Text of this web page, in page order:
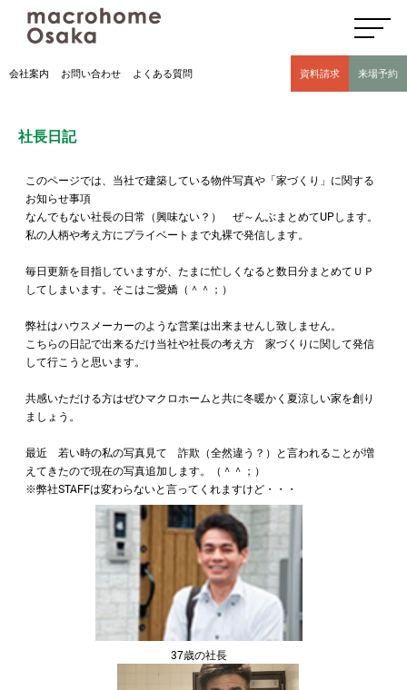
高気密高断熱住宅のマクロホーム大阪の社長日記(豊中市 モデルハウス有)
会社案内 お問い合わせ よくある質問 資料請求 来場予約
社長日記
このページでは、当社で建築している物件写真や「家づくり」に関する
お知らせ事項
なんでもない社長の日常（興味ない？） ぜ～んぶまとめてUPします。
私の人柄や考え方にプライベートまで丸裸で発信します。
毎日更新を目指していますが、たまに忙しくなると数日分まとめてＵＰ
してしまいます。そこはご愛嬌（＾＾；）
弊社はハウスメーカーのような営業は出来ませんし致しません。
こちらの日記で出来るだけ当社や社長の考え方 家づくりに関して発信
して行こうと思います。
共感いただける方はぜひマクロホームと共に冬暖かく夏涼しい家を創り
ましょう。
最近 若い時の私の写真見て 詐欺（全然違う？）と言われることが増
えてきたので現在の写真追加します。（＾＾；）
※弊社STAFFは変わらないと言ってくれますけど・・・
37歳の社長